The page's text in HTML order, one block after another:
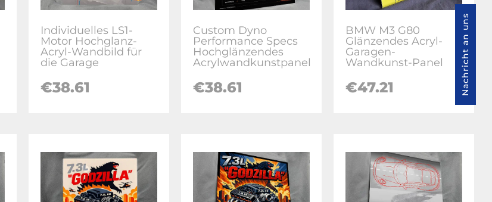
Individuelles LS1-
Motor Hochglanz-
Acryl-Wandbild für
die Garage
€38.61
Custom Dyno
Performance Specs
Hochglänzendes
Acrylwandkunstpanel
€38.61
BMW M3 G80
Glänzendes Acryl-
Garagen-
Wandkunst-Panel
€47.21 Nachricht an uns